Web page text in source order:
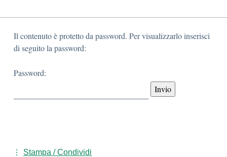
Il contenuto è protetto da password. Per visualizzarlo inserisci
di seguito la password:
Password:
Stampa / Condividi